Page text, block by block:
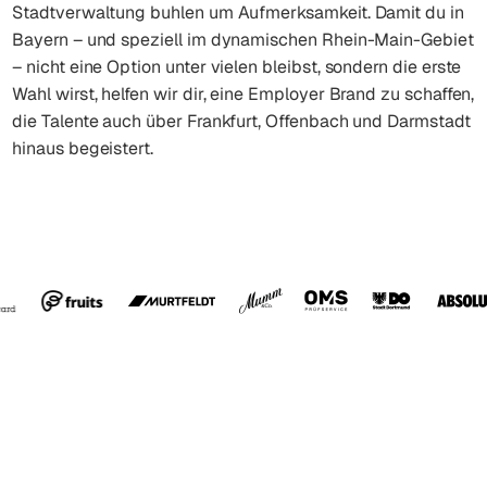
Stadtverwaltung buhlen um Aufmerksamkeit. Damit du in
Bayern – und speziell im dynamischen Rhein-Main-Gebiet
– nicht eine Option unter vielen bleibst, sondern die erste
Wahl wirst, helfen wir dir, eine Employer Brand zu schaffen,
die Talente auch über Frankfurt, Offenbach und Darmstadt
hinaus begeistert.